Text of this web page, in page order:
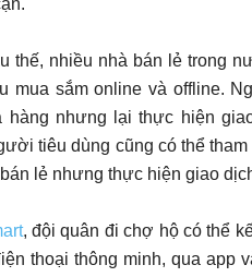
thế, nhiều nhà bán lẻ trong
mua sắm online và offline.
nhưng lại thực hiện
tiêu dùng cũng có thể tham
lẻ nhưng thực hiện giao
, đội quân đi chợ hộ có thể
thoại thông minh, qua app